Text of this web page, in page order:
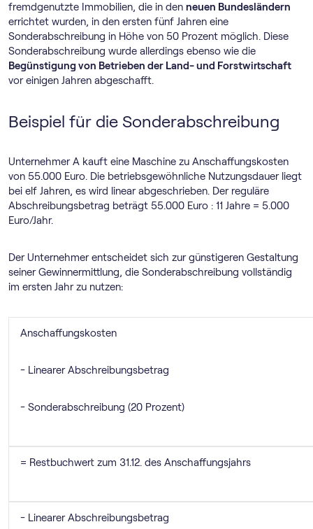
fremdgenutzte Immobilien, die in den neuen Bundesländern
errichtet wurden, in den ersten fünf Jahren eine
Sonderabschreibung in Höhe von 50 Prozent möglich. Diese
Sonderabschreibung wurde allerdings ebenso wie die
Begünstigung von Betrieben der Land- und Forstwirtschaft
vor einigen Jahren abgeschafft.
Beispiel für die Sonderabschreibung
Unternehmer A kauft eine Maschine zu Anschaffungskosten
von 55.000 Euro. Die betriebsgewöhnliche Nutzungsdauer liegt
bei elf Jahren, es wird linear abgeschrieben. Der reguläre
Abschreibungsbetrag beträgt 55.000 Euro : 11 Jahre = 5.000
Euro/Jahr.
Der Unternehmer entscheidet sich zur günstigeren Gestaltung
seiner Gewinnermittlung, die Sonderabschreibung vollständig
im ersten Jahr zu nutzen:
Anschaffungskosten
- Linearer Abschreibungsbetrag
- Sonderabschreibung (20 Prozent)
= Restbuchwert zum 31.12. des Anschaffungsjahrs
- Linearer Abschreibungsbetrag